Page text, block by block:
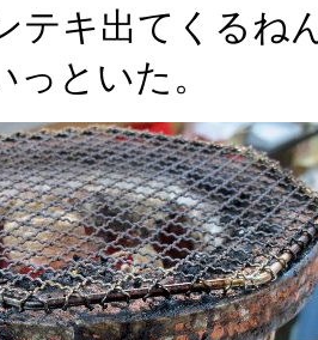
テキ出てくるね
っといた。